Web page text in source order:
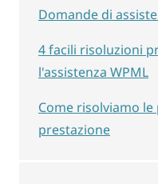
Domande di
4 facili risoluzioni
l'assistenza WPML
Come risolviamo
prestazione